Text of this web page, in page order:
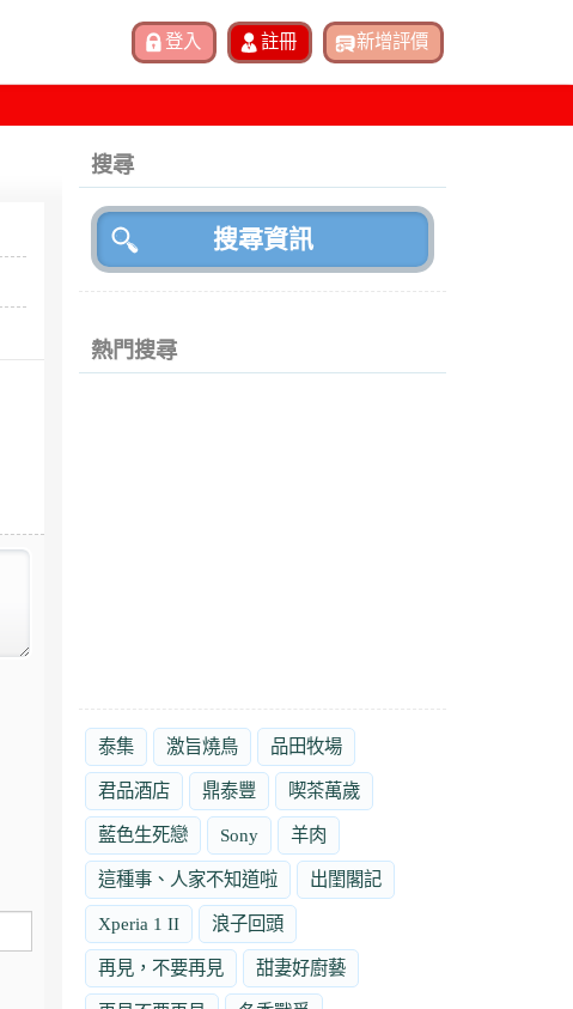
搜尋
熱門搜尋
泰集 激旨燒鳥 品田牧場
君品酒店 鼎泰豐 喫茶萬歲
藍色生死戀 Sony 羊肉
這種事、人家不知道啦 出閨閣記
Xperia 1 II 浪子回頭
再見，不要再見 甜妻好廚藝